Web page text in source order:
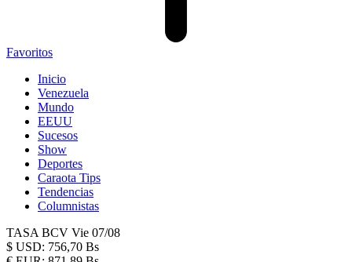
Favoritos
Inicio
Venezuela
Mundo
EEUU
Sucesos
Show
Deportes
Caraota Tips
Tendencias
Columnistas
TASA BCV Vie 07/08
$ USD: 756,70 Bs